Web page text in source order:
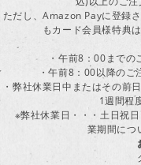
ただし、Amazon Payに登録
もカード会員様特典
・午前8：00までの
・午前8：00以降のご
・弊社休業日中またはその前
1週間程
※弊社休業日・・・土日祝
業期間につ